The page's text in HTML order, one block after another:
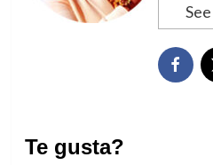
Te gusta?